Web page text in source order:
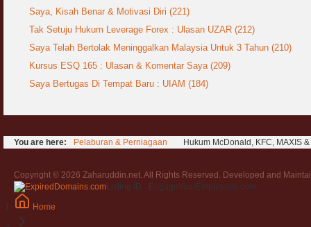
Saya, Kisah Benar & Motivasi Diri (221)
Tak Setuju Hukum Leverage Forex : Ulasan UZAR (212)
Saya Telah Bertolak Meninggalkan Malaysia Untuk 3 Tahun (210)
Kursus ESQ 165 : Ulasan & Komentar Saya (209)
Saya Bertugas Di Tempat Baru : UIAM (184)
You are here: Pelaburan & Perniagaan Hukum McDonald, KFC, MAXIS
Copyright © 2026 Zaharuddin.net. All Rights Reserved. Developed and
Listing ID · EngageYourEmployees.com
Home